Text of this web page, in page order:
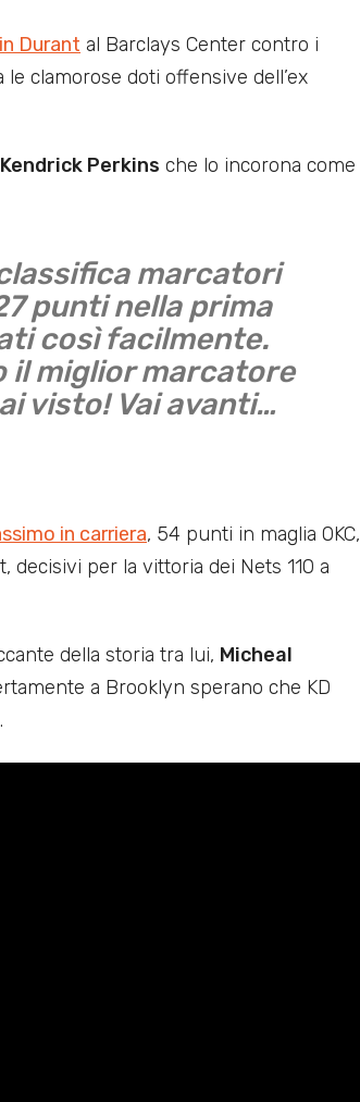
Durant al Barclays Center contro i
clamorose doti offensive dell’ex
Kendrick Perkins che lo incorona come
marcatori
punti nella prima
così facilmente.
il miglior marcatore
visto! Vai avanti…
in carriera, 54 punti in maglia OKC,
decisivi per la vittoria dei Nets 110 a
della storia tra lui, Micheal
a Brooklyn sperano che KD